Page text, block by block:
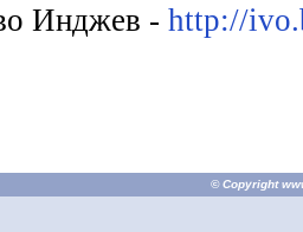
Инджев - http://
© Copyright